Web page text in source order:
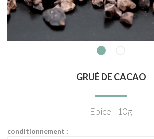
GRUÉ DE CACAO
Epice - 10g
conditionnement :